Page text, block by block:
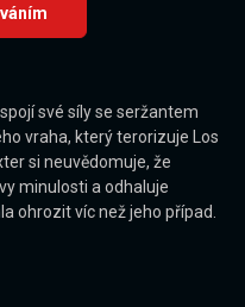
své síly se seržantem
vraha, který terorizuje Los
si neuvědomuje, že
minulosti a odhaluje
ohrozit víc než jeho případ.